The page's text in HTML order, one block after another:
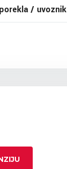
/ uvoznik